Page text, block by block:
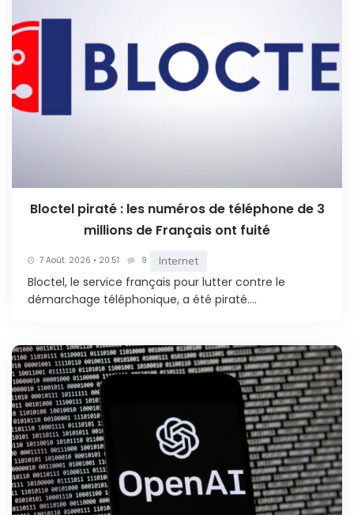
Bloctel piraté : les numéros de téléphone de 3
millions de Français ont fuité
7 Août. 2026 • 20:51 9 Internet
Bloctel, le service français pour lutter contre le
démarchage téléphonique, a été piraté....